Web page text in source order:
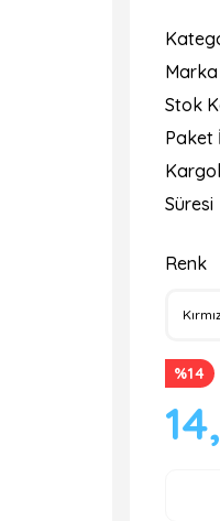
Marka
Stok
Paket
Süresi
Renk
%14